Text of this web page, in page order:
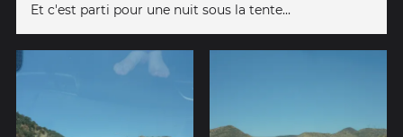
Et c'est parti pour une nuit sous la tente...